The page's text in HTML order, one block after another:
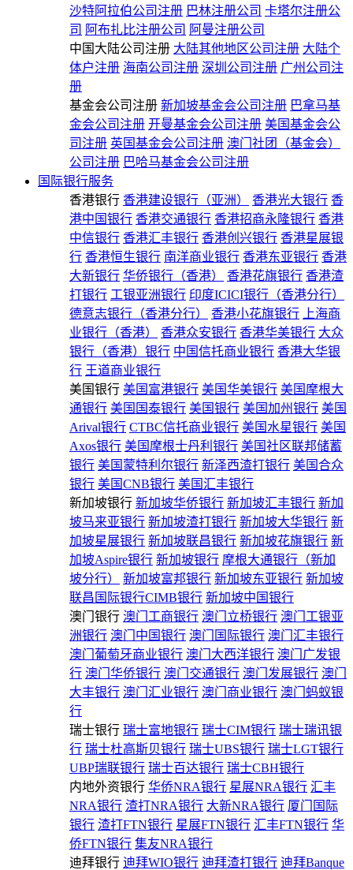
沙特阿拉伯公司注册 巴林注册公司 卡塔尔注册公
司 阿布扎比注册公司 阿曼注册公司
中国大陆公司注册 大陆其他地区公司注册 大陆个
体户注册 海南公司注册 深圳公司注册 广州公司注
册
基金会公司注册 新加坡基金会公司注册 巴拿马基
金会公司注册 开曼基金会公司注册 美国基金会公
司注册 英国基金会公司注册 澳门社团（基金会）
公司注册 巴哈马基金会公司注册
国际银行服务
香港银行 香港建设银行（亚洲） 香港光大银行 香
港中国银行 香港交通银行 香港招商永隆银行 香港
中信银行 香港汇丰银行 香港创兴银行 香港星展银
行 香港恒生银行 南洋商业银行 香港东亚银行 香港
大新银行 华侨银行（香港） 香港花旗银行 香港渣
打银行 工银亚洲银行 印度ICICI银行（香港分行）
德意志银行（香港分行）
香港小花旗银行
上海商
业银行（香港）
香港众安银行 香港华美银行 大众
银行（香港）银行 中国信托商业银行 香港大华银
行 王道商业银行
美国银行 美国富港银行 美国华美银行 美国摩根大
通银行 美国国泰银行 美国银行 美国加州银行 美国
Arival银行 CTBC信托商业银行 美国水星银行 美国
Axos银行 美国摩根士丹利银行 美国社区联邦储蓄
银行 美国蒙特利尔银行 新泽西渣打银行 美国合众
银行 美国CNB银行 美国汇丰银行
新加坡银行 新加坡华侨银行 新加坡汇丰银行 新加
坡马来亚银行 新加坡渣打银行 新加坡大华银行 新
加坡星展银行 新加坡联昌银行 新加坡花旗银行 新
加坡Aspire银行 新加坡银行 摩根大通银行（新加
坡分行）
新加坡富邦银行 新加坡东亚银行 新加坡
联昌国际银行CIMB银行 新加坡中国银行
澳门银行 澳门工商银行 澳门立桥银行 澳门工银亚
洲银行 澳门中国银行 澳门国际银行 澳门汇丰银行
澳门葡萄牙商业银行 澳门大西洋银行 澳门广发银
行 澳门华侨银行 澳门交通银行 澳门发展银行 澳门
大丰银行 澳门汇业银行 澳门商业银行 澳门蚂蚁银
行
瑞士银行 瑞士富地银行 瑞士CIM银行 瑞士瑞讯银
行 瑞士杜高斯贝银行 瑞士UBS银行 瑞士LGT银行
UBP瑞联银行 瑞士百达银行 瑞士CBH银行
内地外资银行 华侨NRA银行 星展NRA银行 汇丰
NRA银行 渣打NRA银行 大新NRA银行 厦门国际
银行 渣打FTN银行 星展FTN银行 汇丰FTN银行 华
侨FTN银行 集友NRA银行
迪拜银行 迪拜WIO银行 迪拜渣打银行 迪拜Banque